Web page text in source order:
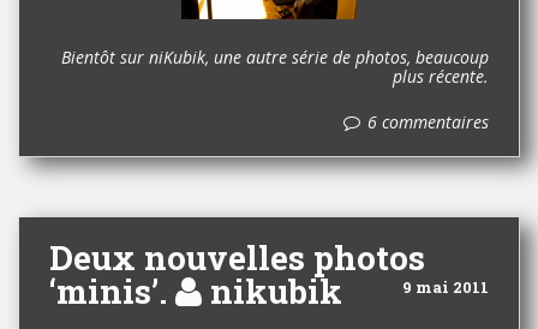
Bientôt sur niKubik, une autre série de photos, beaucoup
plus récente.
6 commentaires
Deux nouvelles photos
‘minis’. 9 mai 2011
nikubik